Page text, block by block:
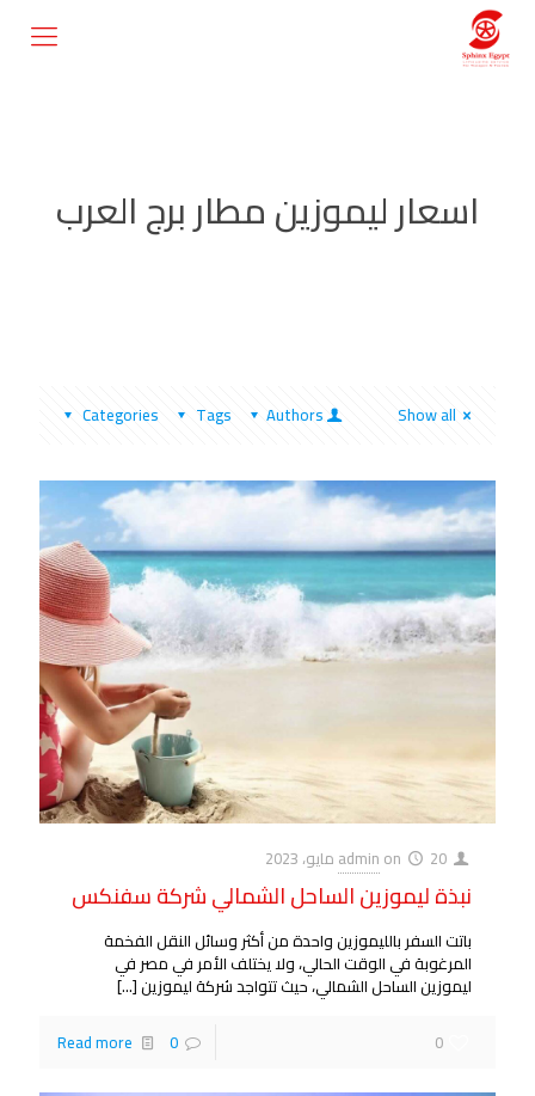
اسعار ليموزين مطار برج العرب
Categories Tags Authors Show all
admin on 20 مايو، 2023
نبذة ليموزين الساحل الشمالي شركة سفنكس
باتت السفر بالليموزين واحدة من أكثر وسائل النقل الفخمة
المرغوبة في الوقت الحالي، ولا يختلف الأمر في مصر في
ليموزين الساحل الشمالي، حيث تتواجد شركة ليموزين[…]
0
0
Read more